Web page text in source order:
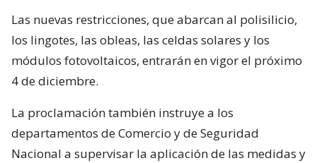
Las nuevas restricciones, que abarcan al polisilicio,
los lingotes, las obleas, las celdas solares y los
módulos fotovoltaicos, entrarán en vigor el próximo
4 de diciembre.
La proclamación también instruye a los
departamentos de Comercio y de Seguridad
Nacional a supervisar la aplicación de las medidas y